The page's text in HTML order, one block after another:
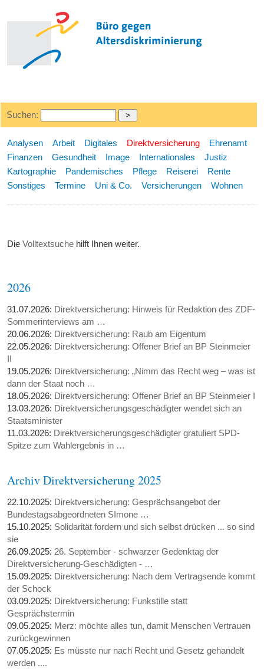
Suchen:
Analysen Arbeit Digitales Direktversicherung
Ehrenamt
Finanzen
Gesundheit Image Internationales
Justiz
Kartographie
Pandemisches Pflege Reiserei
Rente
Sonstiges
Termine Uni & Co. Versicherungen Wohnen
DieVolltextsuche hilft Ihnen weiter.
2026
31.07.2026: Direktversicherung: Hinweis für Redaktion des ZDF-
Sommerinterviews am …
20.06.2026: Direktversicherung: Raub am Eigentum
22.05.2026: Direktversicherung: Offener Brief an BP Steinmeier
II
19.05.2026: Direktversicherung: „Nimm das Recht weg – was ist
dann der Staat noch …
18.05.2026: Direktversicherung: Offener Brief an BP Steinmeier I
13.03.2026: Direktversicherungsgeschädigter wendet sich an
Staatsminister
11.03.2026: Direktversicherungsgeschädigter gratuliert SPD-
Spitze zum Wahlergebnis in …
Archiv Direktversicherung 2025
22.10.2025: Direktversicherung: Gesprächsangebot der
Bundestagsabgeordneten SImone …
15.10.2025: Solidarität fordern und sich selbst drücken ... so sind
sie
26.09.2025: 26. September - schwarzer Gedenktag der
Direktversicherung-Geschädigten - …
15.09.2025: Direktversicherung: Nach dem Vertragsende kommt
der Schock
03.09.2025: Direktversicherung: Funkstille statt
Gesprächstermin
09.05.2025: Merz: möchte alles tun, damit Menschen Vertrauen
zurückgewinnen
07.05.2025: Es müsste nur nach Recht und Gesetz gehandelt
werden ....